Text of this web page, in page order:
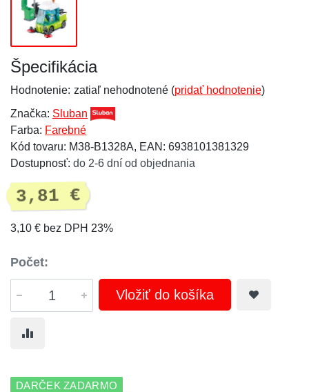
Špecifikácia
Hodnotenie: zatiaľ nehodnotené (pridať hodnotenie)
Značka: Sluban
Farba: Farebné
Kód tovaru: M38-B1328A, EAN: 6938101381329
Dostupnosť: do 2-6 dní od objednania
3,81 €
3,10 € bez DPH 23%
Počet:
Vložiť do košíka
DARČEK ZADARMO